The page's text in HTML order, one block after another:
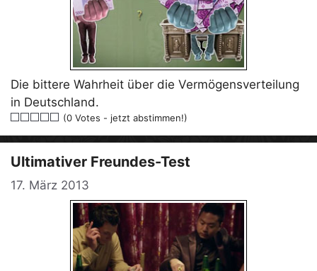
Die bittere Wahrheit über die Vermögensverteilung
in Deutschland.
(0 Votes - jetzt abstimmen!)
Ultimativer Freundes-Test
17. März 2013